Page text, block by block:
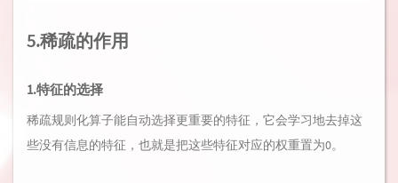
5.稀疏的作用
1.特征的选择
稀疏规则化算子能自动选择更重要的特征，它会学习地去掉这
些没有信息的特征，也就是把这些特征对应的权重置为0。